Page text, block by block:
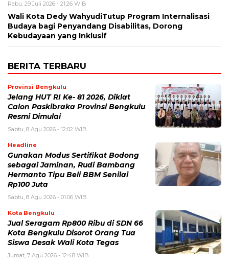
Rabu, 29 Juli 2026 - 21:26 WIB
Wali Kota Dedy WahyudiTutup Program Internalisasi
Budaya bagi Penyandang Disabilitas, Dorong
Kebudayaan yang Inklusif
BERITA TERBARU
Provinsi Bengkulu
Jelang HUT RI Ke- 81 2026, Diklat
Calon Paskibraka Provinsi Bengkulu
Resmi Dimulai
Sabtu, 8 Agu 2026 - 12:02 WIB
Headline
Gunakan Modus Sertifikat Bodong
sebagai Jaminan, Rudi Bambang
Hermanto Tipu Beli BBM Senilai
Rp100 Juta
Sabtu, 8 Agu 2026 - 01:06 WIB
Kota Bengkulu
Jual Seragam Rp800 Ribu di SDN 66
Kota Bengkulu Disorot Orang Tua
Siswa Desak Wali Kota Tegas
Jumat, 7 Agu 2026 - 12:48 WIB